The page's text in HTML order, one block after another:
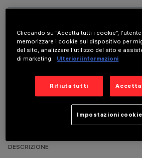
COMPONENTI
DATI TECNICI
DESCRIZIONE
Cliccando su “Accetta tutti i cookie”,
memorizzare i cookie sul dispositivo per
del sito, analizzare l'utilizzo del sito e
di marketing.
Ulteriori informazioni
Rifiuta tutti
Impostazioni cookie